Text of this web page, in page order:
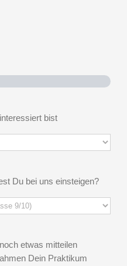
bist
Du bei uns einsteigen?
etwas mitteilen
Dein Praktikum